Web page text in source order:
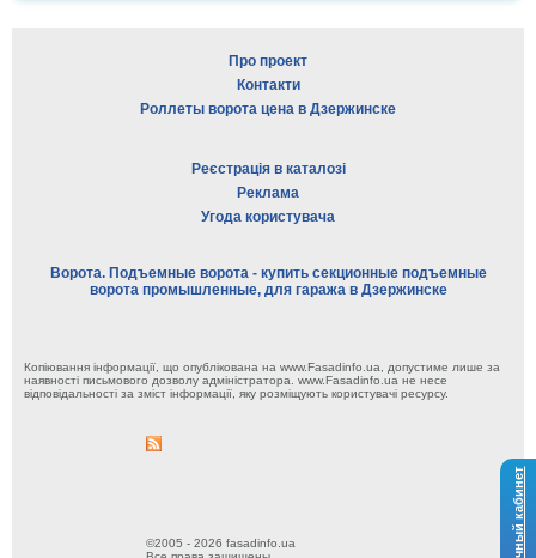
Личный кабинет
Про проект
Контакти
Роллеты ворота цена в Дзержинске
Реєстрація в каталозі
Реклама
Угода користувача
Ворота. Подъемные ворота - купить секционные подъемные
ворота промышленные, для гаража в Дзержинске
Копіювання інформації, що опублікована на www.Fasadinfo.ua, допустиме лише за
наявності письмового дозволу адміністратора. www.Fasadinfo.ua не несе
відповідальності за зміст інформації, яку розміщують користувачі ресурсу.
©2005 - 2026 fasadinfo.ua